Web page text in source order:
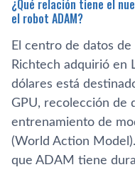
¿Qué relación tiene el
el robot ADAM?
El centro de datos
Richtech adquirió en
dólares está
GPU, recolección de
entrenamiento de
(World Action
que ADAM tiene